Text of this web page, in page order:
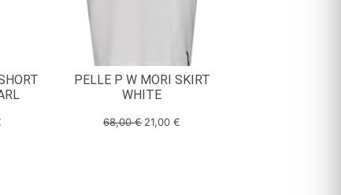
PELLE P W MORI SKIRT
WHITE
68,00€ 21,00€